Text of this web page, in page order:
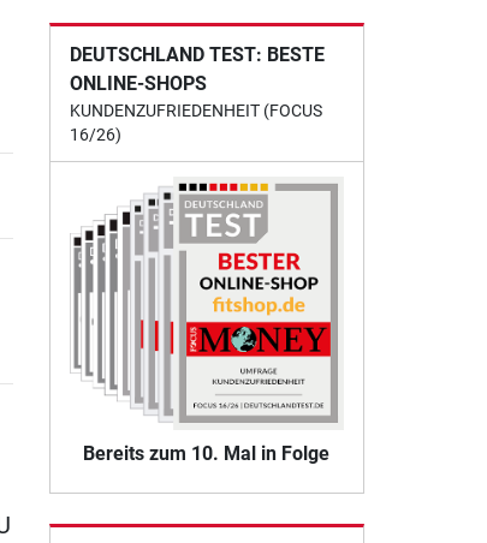
DEUTSCHLAND TEST: BESTE
ONLINE-SHOPS
KUNDENZUFRIEDENHEIT (FOCUS
16/26)
Bereits zum 10. Mal in Folge